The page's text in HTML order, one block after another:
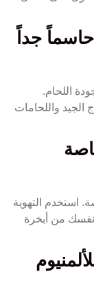
جداً
اللحام.
واللحامات
استخدم التهوية
نفسك من أبخرة